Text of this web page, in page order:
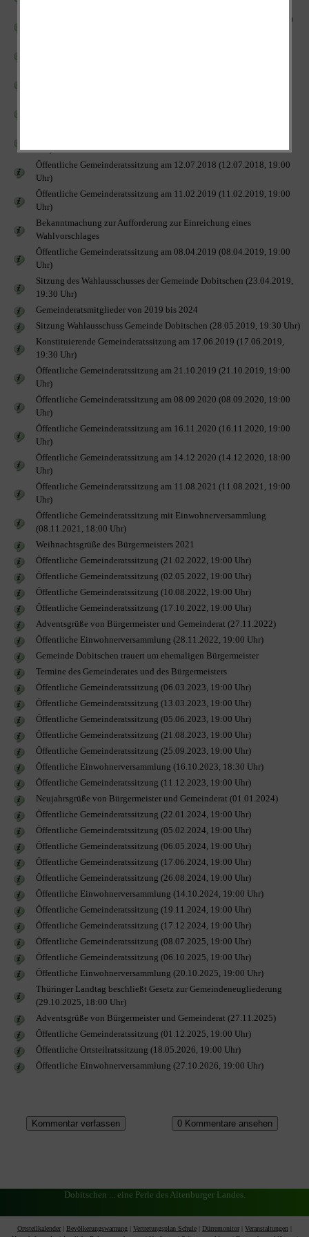
Geräumige 2 1/2-Zimmer-Wohnung zu vermieten (02.08.2016, 10:00
Uhr)
Öffentliche Gemeinderatssitzung am 12.07.2018 (12.07.2018, 19:00
Uhr)
Öffentliche Gemeinderatssitzung am 11.02.2019 (11.02.2019, 19:00
Uhr)
Bekanntmachung zur Aufforderung zur Einreichung eines
Wahlvorschlages
Öffentliche Gemeinderatssitzung am 08.04.2019 (08.04.2019, 19:00
Uhr)
Sitzung des Wahlausschusses der Gemeinde Dobitschen (23.04.2019,
19:30 Uhr)
Gemeinderatsmitglieder von 2019 bis 2024
Sitzung Wahlausschuss Gemeinde Dobitschen (28.05.2019, 19:30 Uhr)
Konstituierende Gemeinderatssitzung am 17.06.2019 (17.06.2019,
19:30 Uhr)
Öffentliche Gemeinderatssitzung am 21.10.2019 (21.10.2019, 19:00
Uhr)
Öffentliche Gemeinderatssitzung am 08.09.2020 (08.09.2020, 19:00
Uhr)
Öffentliche Gemeinderatssitzung am 16.11.2020 (16.11.2020, 19:00
Uhr)
Öffentliche Gemeinderatssitzung am 14.12.2020 (14.12.2020, 18:00
Uhr)
Öffentliche Gemeinderatssitzung am 11.08.2021 (11.08.2021, 19:00
Uhr)
Öffentliche Gemeinderatssitzung mit Einwohnerversammlung
(08.11.2021, 18:00 Uhr)
Weihnachtsgrüße des Bürgermeisters 2021
Öffentliche Gemeinderatssitzung (21.02.2022, 19:00 Uhr)
Öffentliche Gemeinderatssitzung (02.05.2022, 19:00 Uhr)
Öffentliche Gemeinderatssitzung (10.08.2022, 19:00 Uhr)
Öffentliche Gemeinderatssitzung (17.10.2022, 19:00 Uhr)
Adventsgrüße von Bürgermeister und Gemeinderat (27.11.2022)
Öffentliche Einwohnerversammlung (28.11.2022, 19:00 Uhr)
Gemeinde Dobitschen trauert um ehemaligen Bürgermeister
Termine des Gemeinderates und des Bürgermeisters
Öffentliche Gemeinderatssitzung (06.03.2023, 19:00 Uhr)
Öffentliche Gemeinderatssitzung (13.03.2023, 19:00 Uhr)
Öffentliche Gemeinderatssitzung (05.06.2023, 19:00 Uhr)
Öffentliche Gemeinderatssitzung (21.08.2023, 19:00 Uhr)
Öffentliche Gemeinderatssitzung (25.09.2023, 19:00 Uhr)
Öffentliche Einwohnerversammlung (16.10.2023, 18:30 Uhr)
Öffentliche Gemeinderatssitzung (11.12.2023, 19:00 Uhr)
Neujahrsgrüße von Bürgermeister und Gemeinderat (01.01.2024)
Öffentliche Gemeinderatssitzung (22.01.2024, 19:00 Uhr)
Öffentliche Gemeinderatssitzung (05.02.2024, 19:00 Uhr)
Öffentliche Gemeinderatssitzung (06.05.2024, 19:00 Uhr)
Öffentliche Gemeinderatssitzung (17.06.2024, 19:00 Uhr)
Öffentliche Gemeinderatssitzung (26.08.2024, 19:00 Uhr)
Öffentliche Einwohnerversammlung (14.10.2024, 19:00 Uhr)
Öffentliche Gemeinderatssitzung (19.11.2024, 19:00 Uhr)
Öffentliche Gemeinderatssitzung (17.12.2024, 19:00 Uhr)
Öffentliche Gemeinderatssitzung (08.07.2025, 19:00 Uhr)
Öffentliche Gemeinderatssitzung (06.10.2025, 19:00 Uhr)
Öffentliche Einwohnerversammlung (20.10.2025, 19:00 Uhr)
Thüringer Landtag beschließt Gesetz zur Gemeindeneugliederung
(29.10.2025, 18:00 Uhr)
Adventsgrüße von Bürgermeister und Gemeinderat (27.11.2025)
Öffentliche Gemeinderatssitzung (01.12.2025, 19:00 Uhr)
Öffentliche Ortsteilratssitzung (18.05.2026, 19:00 Uhr)
Öffentliche Einwohnerversammlung (27.10.2026, 19:00 Uhr)
Dobitschen ... eine Perle des Altenburger Landes.
Ortsteilkalender Bevölkerungswarnung Vertretungsplan Schule Dürremonitor Veranstaltungen